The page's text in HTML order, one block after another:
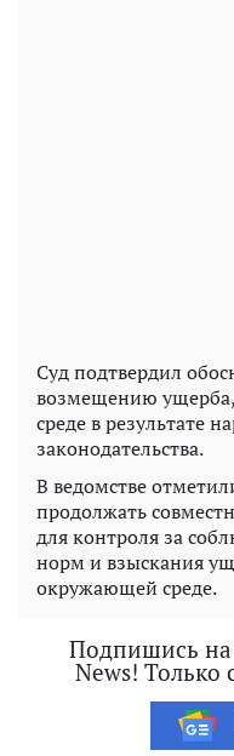
Суд подтвердил
возмещению
среде в результате
законодательства.
В ведомстве
продолжать
для контроля за
норм и взыскания
окружающей среде.
Подпишись на
News! Только